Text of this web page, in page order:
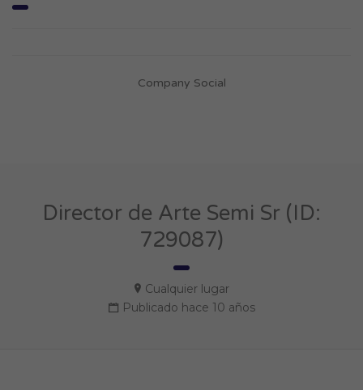
Company Social
Director de Arte Semi Sr (ID:
729087)
Cualquier lugar
Publicado hace 10 años